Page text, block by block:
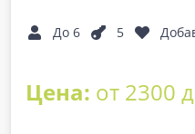
До 6 5
Цена: от 2300